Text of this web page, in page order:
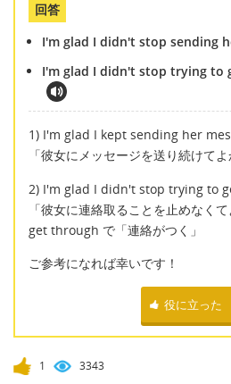
回答
I'm glad I didn't stop sending
I'm glad I didn't stop trying to
1) I'm glad I kept sending her
「彼女にメッセージを送り続けてよ
2) I'm glad I didn't stop trying to
「彼女に連絡取ることを止めなくて
get through で「連絡がつく」
ご参考になれば幸いです！
役に立った
1 3343